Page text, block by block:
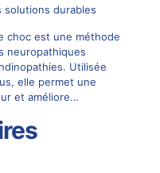
durables
choc est une méthode
neuropathiques
Utilisée
elle permet une
et améliore…